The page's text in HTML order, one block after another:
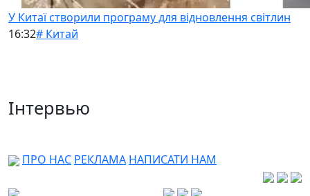
У Китаї створили програму для відновлення світлин
16:32# Китай
Інтервью
ПРО НАС РЕКЛАМА НАПИСАТИ НАМ